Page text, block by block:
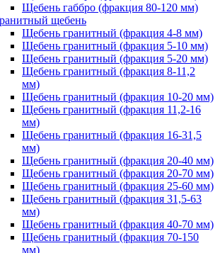
Щебень габбро (фракция 80-120 мм)
щебень
Щебень гранитный (фракция 4-8 мм)
Щебень гранитный (фракция 5-10 мм)
Щебень гранитный (фракция 5-20 мм)
Щебень гранитный (фракция 8-11,2
мм)
Щебень гранитный (фракция 10-20 мм)
Щебень гранитный (фракция 11,2-16
мм)
Щебень гранитный (фракция 16-31,5
мм)
Щебень гранитный (фракция 20-40 мм)
Щебень гранитный (фракция 20-70 мм)
Щебень гранитный (фракция 25-60 мм)
Щебень гранитный (фракция 31,5-63
мм)
Щебень гранитный (фракция 40-70 мм)
Щебень гранитный (фракция 70-150
мм)